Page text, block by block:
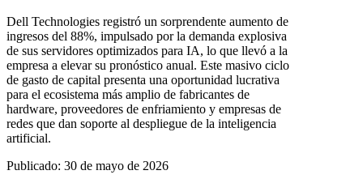
Dell Technologies registró un sorprendente aumento de
ingresos del 88%, impulsado por la demanda explosiva
de sus servidores optimizados para IA, lo que llevó a la
empresa a elevar su pronóstico anual. Este masivo ciclo
de gasto de capital presenta una oportunidad lucrativa
para el ecosistema más amplio de fabricantes de
hardware, proveedores de enfriamiento y empresas de
redes que dan soporte al despliegue de la inteligencia
artificial.
Publicado: 30 de mayo de 2026